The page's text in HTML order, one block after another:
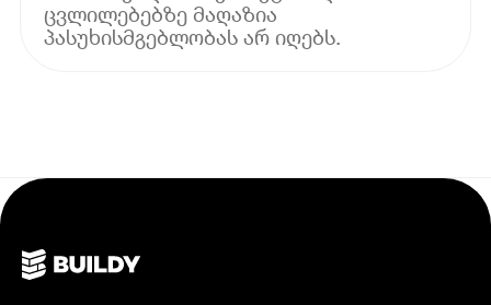
ცვლილებებზე მაღაზია
პასუხისმგებლობას არ იღებს.